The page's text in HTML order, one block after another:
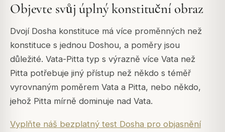
Objevte svůj úplný konstituční obraz
Dvojí Dosha konstituce má více proměnných než
konstituce s jednou Doshou, a poměry jsou
důležité. Vata-Pitta typ s výrazně více Vata než
Pitta potřebuje jiný přístup než někdo s téměř
vyrovnaným poměrem Vata a Pitta, nebo někdo,
jehož Pitta mírně dominuje nad Vata.
Vyplňte náš bezplatný test Dosha pro objasnění